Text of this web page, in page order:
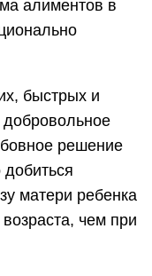
алиментов в
быстрых и
решение
матери ребенка
чем при